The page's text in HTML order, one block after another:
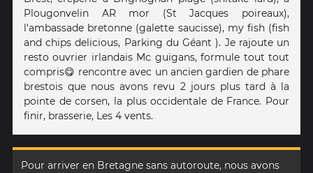
Plougonvelin AR mor (St Jacques poireaux),
l'ambassade bretonne (galette saucisse), my fish (fish
and chips delicious, Parking du Géant ). Je rajoute un
resto ouvrier irlandais Mc guigans, formule tout tout
compris😋 rencontre avec un ancien gardien de phare
brestois que nous avons revu 2 jours plus tard à la
pointe de corsen, la plus occidentale de France. Pour
finir, brasserie, Les 4 vents.
Pour arriver en Bretagne sans autoroute, nous avons